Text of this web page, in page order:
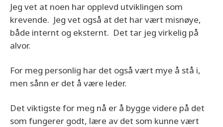
Jeg vet at noen har opplevd utviklingen som
krevende. Jeg vet også at det har vært misnøye,
både internt og eksternt. Det tar jeg virkelig på
alvor.
For meg personlig har det også vært mye å stå i,
men sånn er det å være leder.
Det viktigste for meg nå er å bygge videre på det
som fungerer godt, lære av det som kunne vært